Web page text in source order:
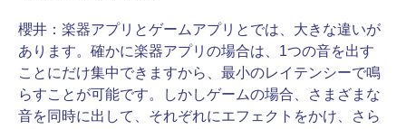
櫻井： 楽器アプリとゲームアプリとでは、大きな違いが
あります。確かに楽器アプリの場合は、1つの音を出す
ことにだけ集中できますから、最小のレイテンシーで鳴
らすことが可能です。しかしゲームの場合、さまざまな
音を同時に出して、それぞれにエフェクトをかけ、さら